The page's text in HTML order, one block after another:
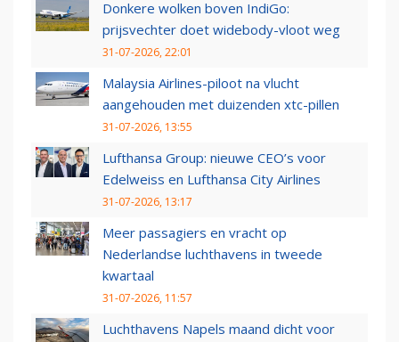
Donkere wolken boven IndiGo:
prijsvechter doet widebody-vloot weg
31-07-2026, 22:01
Malaysia Airlines-piloot na vlucht
aangehouden met duizenden xtc-pillen
31-07-2026, 13:55
Lufthansa Group: nieuwe CEO’s voor
Edelweiss en Lufthansa City Airlines
31-07-2026, 13:17
Meer passagiers en vracht op
Nederlandse luchthavens in tweede
kwartaal
31-07-2026, 11:57
Luchthavens Napels maand dicht voor